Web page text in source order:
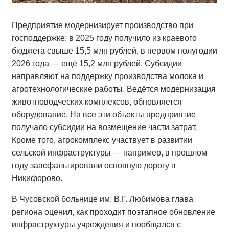
Предприятие модернизирует производство при
господдержке: в 2025 году получило из краевого
бюджета свыше 15,5 млн рублей, в первом полугодии
2026 года — ещё 15,2 млн рублей. Субсидии
направляют на поддержку производства молока и
агротехнологические работы. Ведётся модернизация
животноводческих комплексов, обновляется
оборудование. На все эти объекты предприятие
получало субсидии на возмещение части затрат.
Кроме того, агрокомплекс участвует в развитии
сельской инфраструктуры — например, в прошлом
году заасфальтировали основную дорогу в
Никифорово.
В Чусовской больнице им. В.Г. Любимова глава
региона оценил, как проходит поэтапное обновление
инфраструктуры учреждения и пообщался с